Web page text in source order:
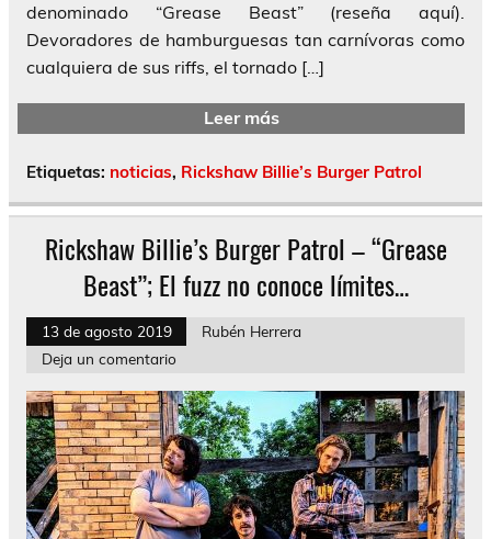
denominado “Grease Beast” (reseña aquí).
Devoradores de hamburguesas tan carnívoras como
cualquiera de sus riffs, el tornado […]
Leer más
Etiquetas: noticias, Rickshaw Billie’s Burger Patrol
Rickshaw Billie’s Burger Patrol – “Grease
Beast”; El fuzz no conoce límites…
13 de agosto 2019
Rubén Herrera
Deja un comentario